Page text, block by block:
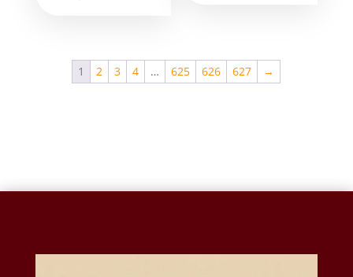
1 2 3 4 … 625 626 627 →